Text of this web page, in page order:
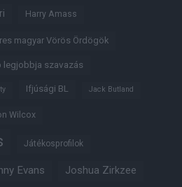
Harry Amass
magyar Vörös Ördögök
legjobbja szavazás
Ifjúsági BL Jack Butland
Wilcox
Játékosprofilok
Evans Joshua Zirkzee